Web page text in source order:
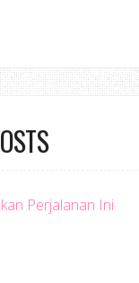
Perjalanan Ini